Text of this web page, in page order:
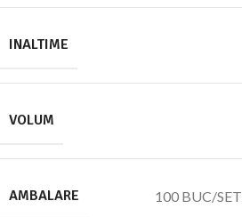
INALTIME
VOLUM
AMBALARE 100 BUC/SET